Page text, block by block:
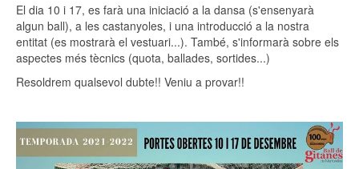
El dia 10 i 17, es farà una iniciació a la dansa (s'ensenyarà
algun ball), a les castanyoles, i una introducció a la nostra
entitat (es mostrarà el vestuari...). També, s'informarà sobre els
aspectes més tècnics (quota, ballades, sortides...)
Resoldrem qualsevol dubte!! Veniu a provar!!